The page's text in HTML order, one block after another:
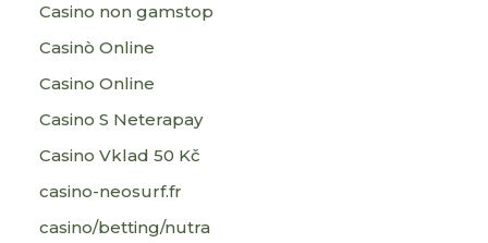
Casino non gamstop
Casinò Online
Casino Online
Casino S Neterapay
Casino Vklad 50 Kč
casino-neosurf.fr
casino/betting/nutra